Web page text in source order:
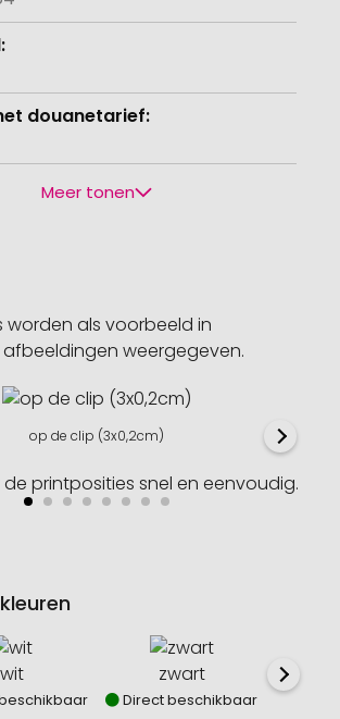
Meer tonen
worden als voorbeeld in
weergegeven.
op de clip (3x0,2cm)
de printposities snel en eenvoudig.
wit zwart
Direct beschikbaar